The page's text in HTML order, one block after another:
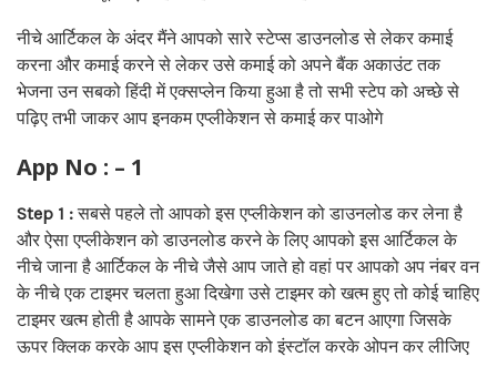
नीचे आर्टिकल के अंदर मैंने आपको सारे स्टेप्स डाउनलोड से लेकर कमाई
करना और कमाई करने से लेकर उसे कमाई को अपने बैंक अकाउंट तक
भेजना उन सबको हिंदी में एक्सप्लेन किया हुआ है तो सभी स्टेप को अच्छे से
पढ़िए तभी जाकर आप इनकम एप्लीकेशन से कमाई कर पाओगे
App No : – 1
Step 1 :सबसे पहले तो आपको इस एप्लीकेशन को डाउनलोड कर लेना है
और ऐसा एप्लीकेशन को डाउनलोड करने के लिए आपको इस आर्टिकल के
नीचे जाना है आर्टिकल के नीचे जैसे आप जाते हो वहां पर आपको अप नंबर वन
के नीचे एक टाइमर चलता हुआ दिखेगा उसे टाइमर को खत्म हुए तो कोई चाहिए
टाइमर खत्म होती है आपके सामने एक डाउनलोड का बटन आएगा जिसके
ऊपर क्लिक करके आप इस एप्लीकेशन को इंस्टॉल करके ओपन कर लीजिए